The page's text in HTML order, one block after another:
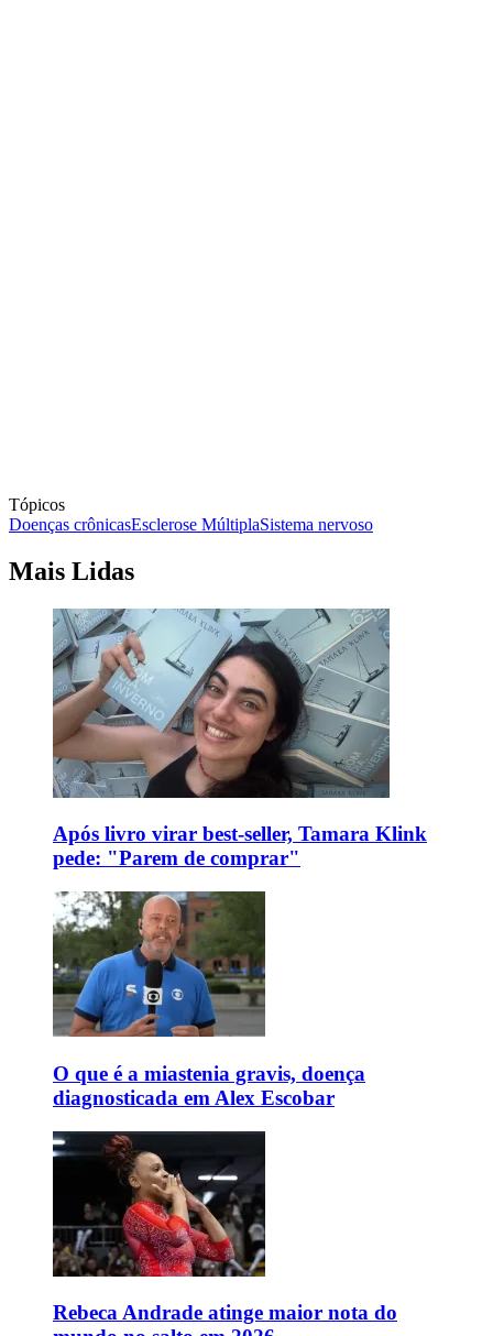
Tópicos
Doenças crônicasEsclerose MúltiplaSistema nervoso
Mais Lidas
Após livro virar best-seller, Tamara Klink
pede: "Parem de comprar"
O que é a miastenia gravis, doença
diagnosticada em Alex Escobar
Rebeca Andrade atinge maior nota do